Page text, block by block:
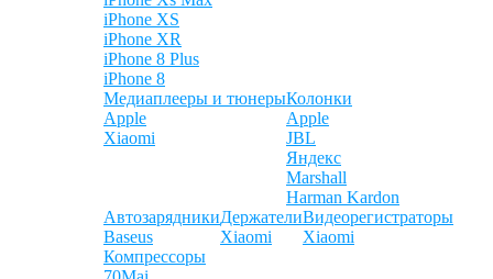
iPhone XS
iPhone XR
iPhone 8 Plus
iPhone 8
Медиаплееры и тюнеры
Apple
Xiaomi
Колонки
Apple
JBL
Яндекс
Marshall
Harman Kardon
Автозарядники
Baseus
Держатели
Xiaomi
Видеорегистраторы
Xiaomi
Компрессоры